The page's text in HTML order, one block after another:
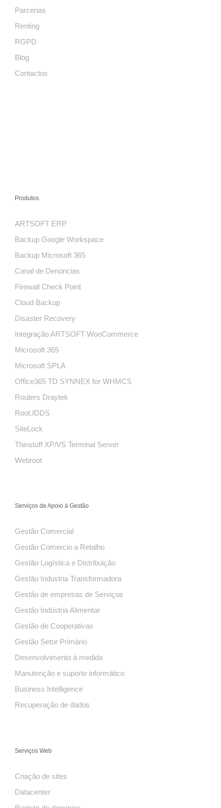
Parcerias
Renting
RGPD
Blog
Contactos
Produtos
ARTSOFT ERP
Backup Google Workspace
Backup Microsoft 365
Canal de Denúncias
Firewall Check Point
Cloud Backup
Disaster Recovery
Integração ARTSOFT WooCommerce
Microsoft 365
Microsoft SPLA
Office365 TD SYNNEX for WHMCS
Routers Draytek
Root.IDDS
SiteLock
Thinstuff XP/VS Terminal Server
Webroot
Serviços de Apoio à Gestão
Gestão Comercial
Gestão Comercio a Retalho
Gestão Logística e Distribuição
Gestão Industria Transformadora
Gestão de empresas de Serviços
Gestão Indústria Alimentar
Gestão de Cooperativas
Gestão Setor Primário
Desenvolvimento à medida
Manutenção e suporte informático
Business Intelligence
Recuperação de dados
Serviços Web
Criação de sites
Datacenter